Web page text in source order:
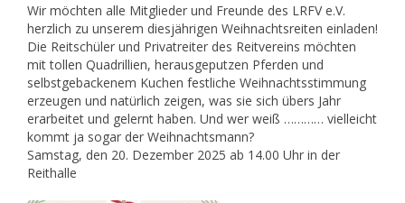
Wir möchten alle Mitglieder und Freunde des LRFV e.V.
herzlich zu unserem diesjährigen Weihnachtsreiten einladen!
Die Reitschüler und Privatreiter des Reitvereins möchten
mit tollen Quadrillien, herausgeputzen Pferden und
selbstgebackenem Kuchen festliche Weihnachtsstimmung
erzeugen und natürlich zeigen, was sie sich übers Jahr
erarbeitet und gelernt haben. Und wer weiß ………… vielleicht
kommt ja sogar der Weihnachtsmann?
Samstag, den 20. Dezember 2025 ab 14.00 Uhr in der
Reithalle